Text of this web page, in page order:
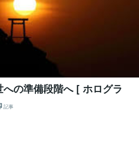
の準備段階へ [ ホログラ
記事